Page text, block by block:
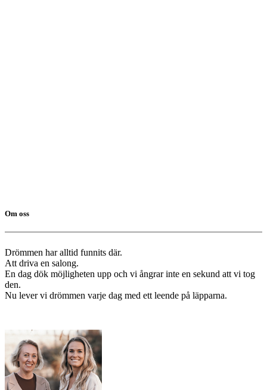
Om oss
Drömmen har alltid funnits där.
Att driva en salong.
En dag dök möjligheten upp och vi ångrar inte en sekund att vi tog
den.
Nu lever vi drömmen varje dag med ett leende på läpparna.